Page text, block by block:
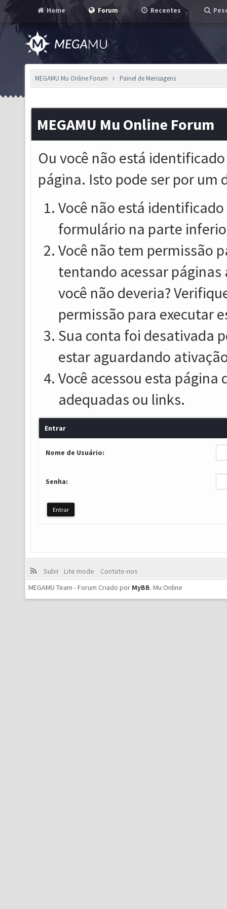
Home Forum Recentes
MEGAMU Mu Online Forum Painel de Mensagens
MEGAMU Mu Online Forum
Ou você não está
página. Isto pode ser por um
Você não está
formulário na parte
Você não tem permissão
tentando acessar
você não deveria?
permissão para executar
Sua conta foi desativada
estar aguardando
Você acessou esta
adequadas ou links.
Entrar
Nome de Usuário:
Senha:
Subir Lite mode
Contate-nos
MEGAMU Team - Forum Criado por MyBB. Mu Online